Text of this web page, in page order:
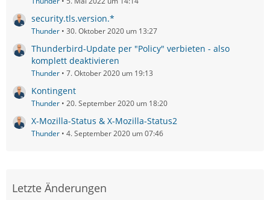
security.tls.version.*
Thunder 30. Oktober 2020 um 13:27
Thunderbird-Update per "Policy" verbieten - also
komplett deaktivieren
Thunder 7. Oktober 2020 um 19:13
Kontingent
Thunder 20. September 2020 um 18:20
X-Mozilla-Status & X-Mozilla-Status2
Thunder 4. September 2020 um 07:46
Letzte Änderungen